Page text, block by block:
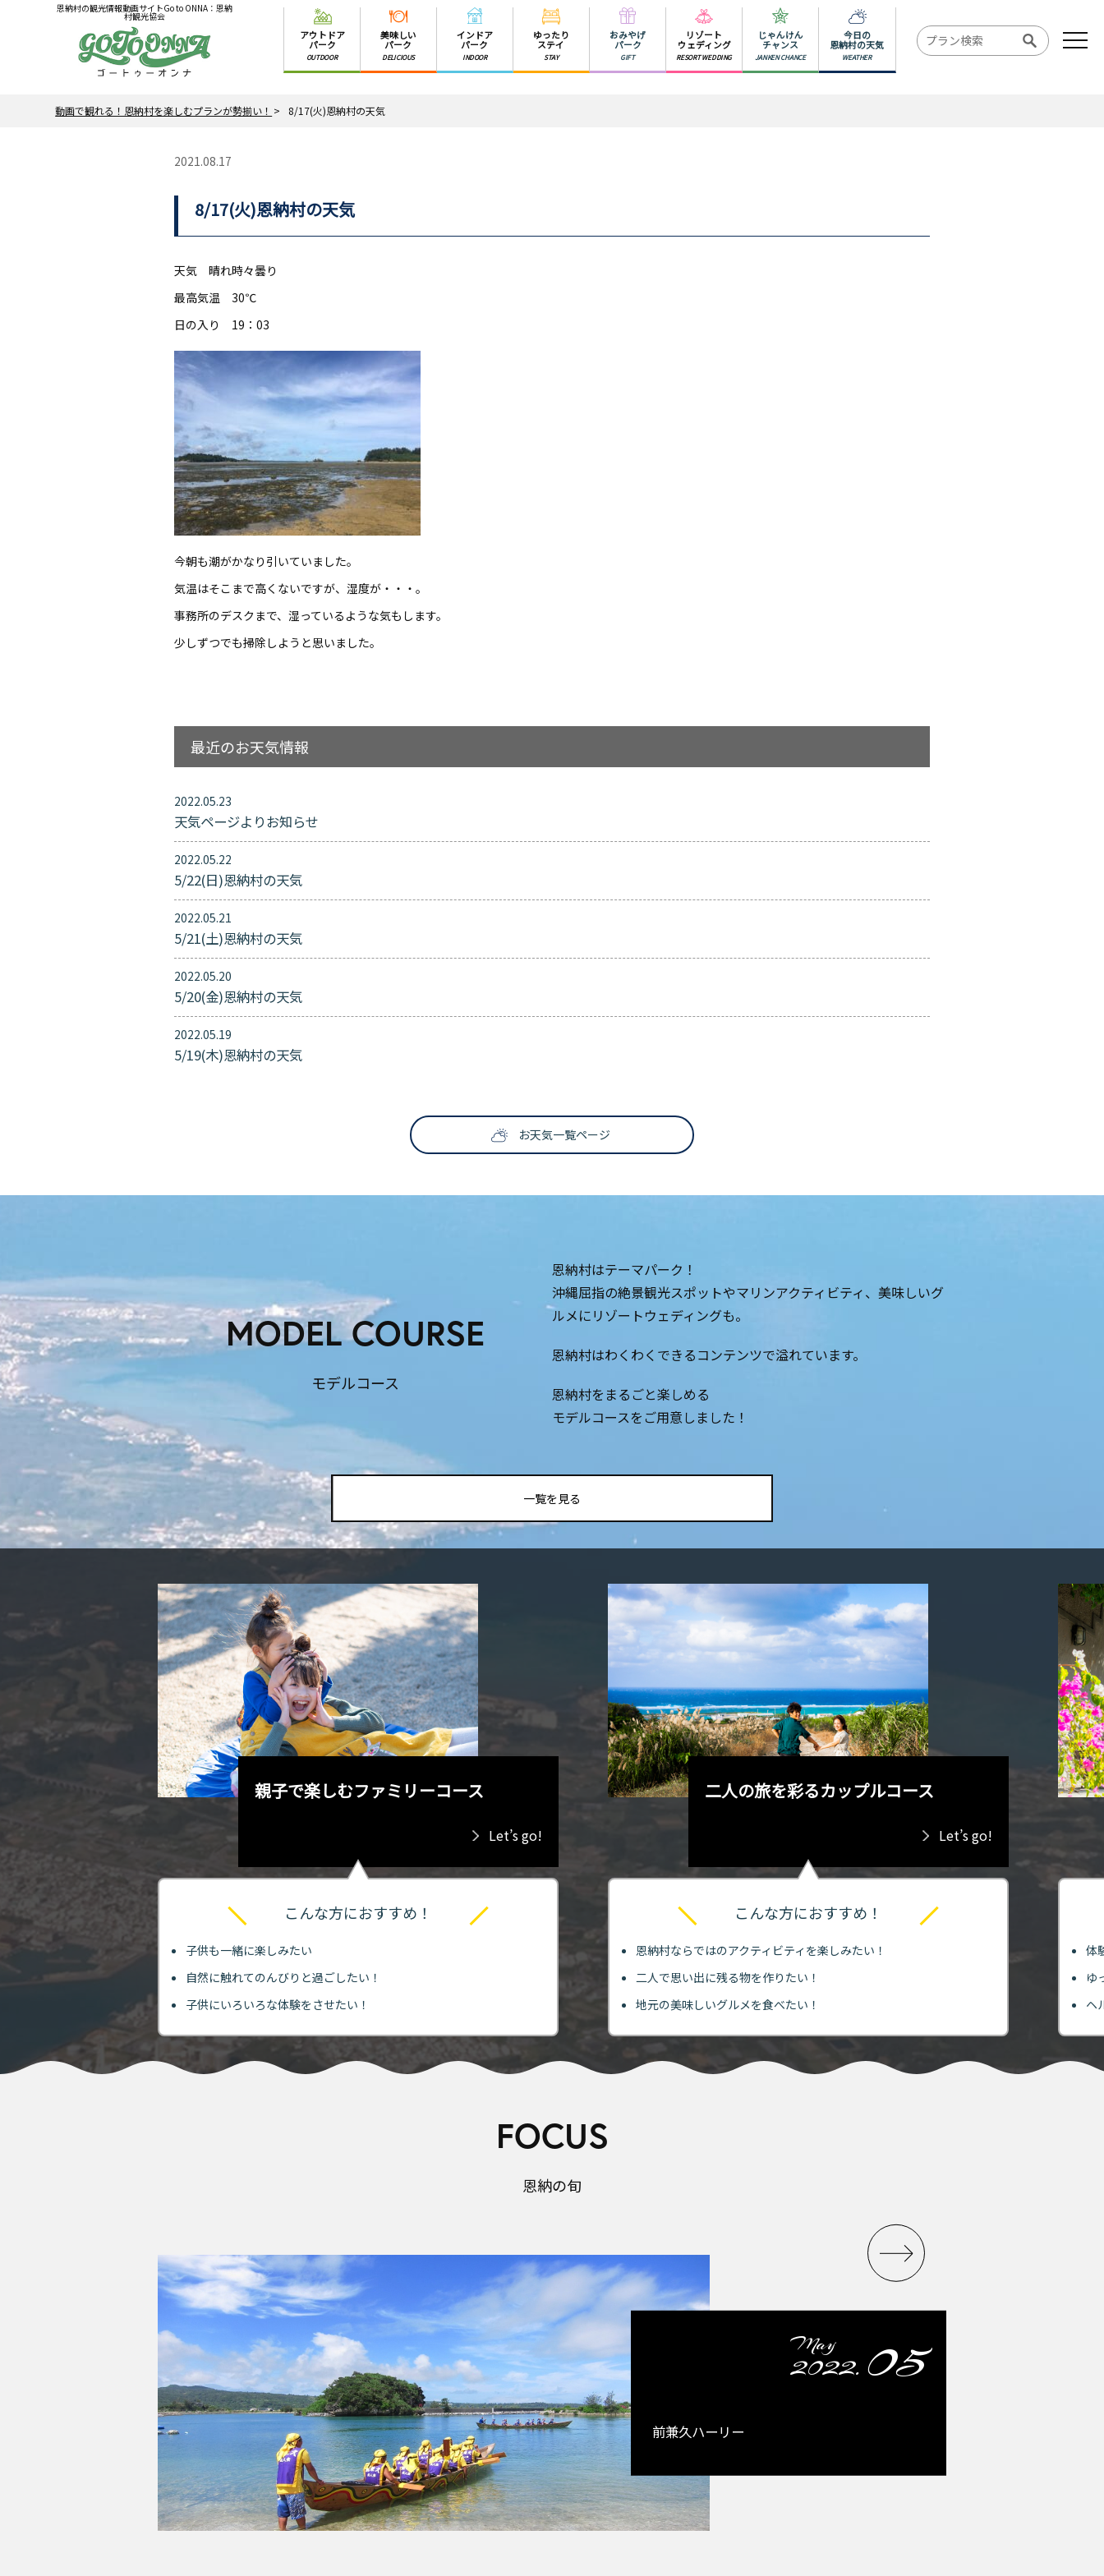
恩納村の観光情報動画サイトGo to ONNA：恩納
村観光協会
アウトドア
パーク
OUTDOOR
美味しい
パーク
DELICIOUS
インドア
パーク
INDOOR
ゆったり
ステイ
STAY
おみやげ
パーク
GIFT
リゾート
ウェディング
RESORT WEDDING
じゃんけん
チャンス
JANKEN CHANCE
今日の
恩納村の天気
WEATHER
動画で観れる！恩納村を楽しむプランが勢揃い！ 8/17(火)恩納村の天気
2021.08.17
8/17(火)恩納村の天気
天気 晴れ時々曇り
最高気温 30℃
日の入り 19：03
今朝も潮がかなり引いていました。
気温はそこまで高くないですが、湿度が・・・。
事務所のデスクまで、湿っているような気もします。
少しずつでも掃除しようと思いました。
最近のお天気情報
2022.05.23
天気ページよりお知らせ
2022.05.22
5/22(日)恩納村の天気
2022.05.21
5/21(土)恩納村の天気
2022.05.20
5/20(金)恩納村の天気
2022.05.19
5/19(木)恩納村の天気
お天気一覧ページ
MODEL COURSE
モデルコース
恩納村はテーマパーク！
沖縄屈指の絶景観光スポットやマリンアクティビティ、美味しいグ
ルメにリゾートウェディングも。
恩納村はわくわくできるコンテンツで溢れています。
恩納村をまるごと楽しめる
モデルコースをご用意しました！
一覧を見る
巡るのも
親子で楽しむファミリーコース
Let’s go!
こんな方におすすめ！
子供も一緒に楽しみたい
自然に触れてのんびりと過ごしたい！
子供にいろいろな体験をさせたい！
二人の旅を彩るカップルコース
Let’s go!
こんな方におすすめ！
恩納村ならではのアクティビティを楽しみたい！
二人で思い出に残る物を作りたい！
地元の美味しいグルメを食べたい！
体
ゆ
ヘ
FOCUS
恩納の旬
May
2022. 05
前兼久ハーリー